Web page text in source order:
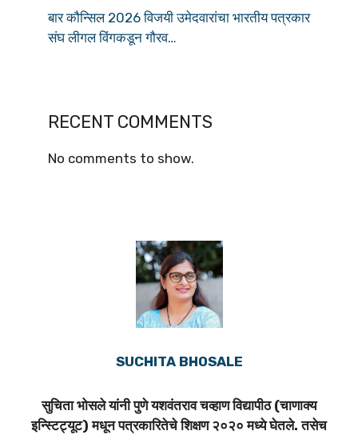
बार कौन्सिल 2026 विजयी उमेदवारांचा भारतीय पत्रकार
संघ लीगल विंगकडून गौरव…
RECENT COMMENTS
No comments to show.
SUCHITA BHOSALE
सुचिता भोसले यांनी पुणे यशवंतराव चव्हाण विद्यापीठ (चाणाक्य
इन्स्टिट्यूट) मधून पत्रकारितेचे शिक्षण २०२० मध्ये घेतले. तसेच